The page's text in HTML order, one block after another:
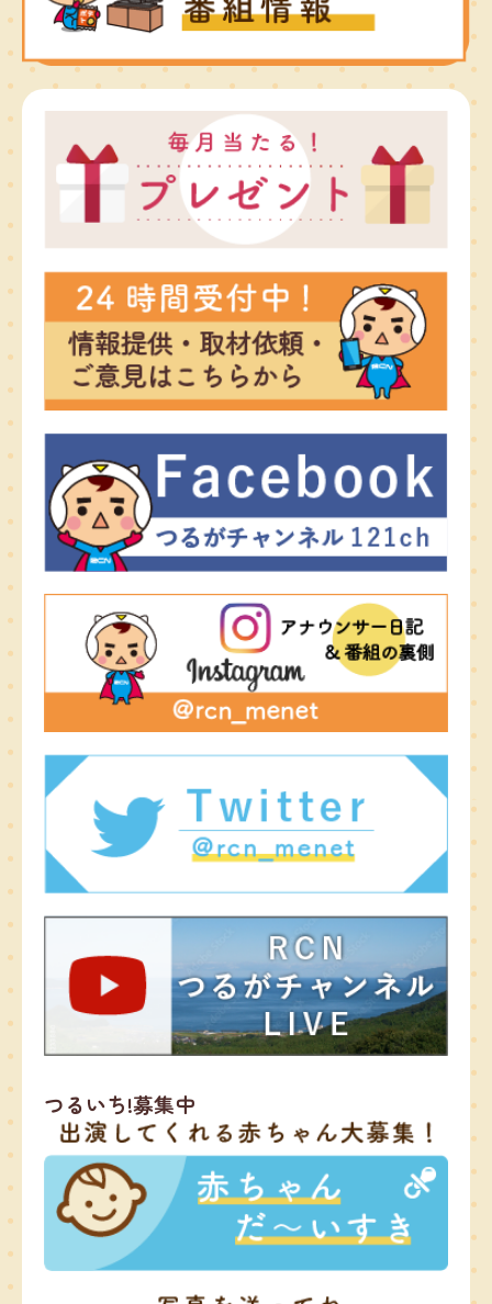
つるいち!募集中